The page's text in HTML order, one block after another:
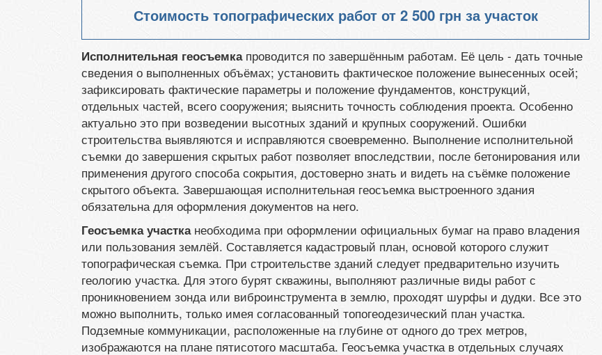
Стоимость топографических работ от 2 500 грн за участок
Исполнительная геосъемкапроводится по завершённым работам. Её цель - дать точные
сведения о выполненных объёмах; установить фактическое положение вынесенных осей;
зафиксировать фактические параметры и положение фундаментов, конструкций,
отдельных частей, всего сооружения; выяснить точность соблюдения проекта. Особенно
актуально это при возведении высотных зданий и крупных сооружений. Ошибки
строительства выявляются и исправляются своевременно. Выполнение исполнительной
съемки до завершения скрытых работ позволяет впоследствии, после бетонирования или
применения другого способа сокрытия, достоверно знать и видеть на съёмке положение
скрытого объекта. Завершающая исполнительная геосъемка выстроенного здания
обязательна для оформления документов на него.
Геосъемка участканеобходима при оформлении официальных бумаг на право владения
или пользования землёй. Составляется кадастровый план, основой которого служит
топографическая съемка. При строительстве зданий следует предварительно изучить
геологию участка. Для этого бурят скважины, выполняют различные виды работ с
проникновением зонда или виброинструмента в землю, проходят шурфы и дудки. Все это
можно выполнить, только имея согласованный топогеодезический план участка.
Подземные коммуникации, расположенные на глубине от одного до трех метров,
изображаются на плане пятисотого масштаба. Геосъемка участка в отдельных случаях